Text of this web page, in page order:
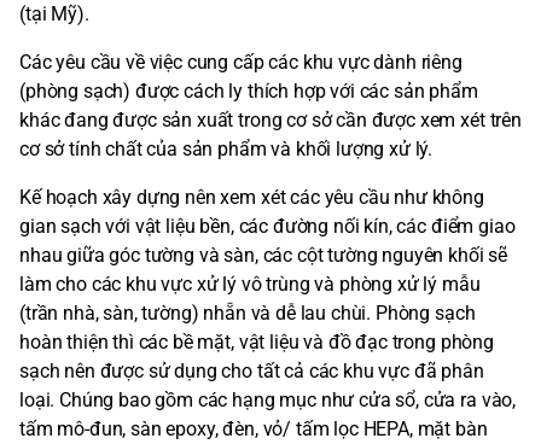
(tại Mỹ).
Các yêu cầu về việc cung cấp các khu vực dành riêng
(phòng sạch) được cách ly thích hợp với các sản phẩm
khác đang được sản xuất trong cơ sở cần được xem xét trên
cơ sở tính chất của sản phẩm và khối lượng xử lý.
Kế hoạch xây dựng nên xem xét các yêu cầu như không
gian sạch với vật liệu bền, các đường nối kín, các điểm giao
nhau giữa góc tường và sàn, các cột tường nguyên khối sẽ
làm cho các khu vực xử lý vô trùng và phòng xử lý mẫu
(trần nhà, sàn, tường) nhẵn và dễ lau chùi. Phòng sạch
hoàn thiện thì các bề mặt, vật liệu và đồ đạc trong phòng
sạch nên được sử dụng cho tất cả các khu vực đã phân
loại. Chúng bao gồm các hạng mục như cửa sổ, cửa ra vào,
tấm mô-đun, sàn epoxy, đèn, vỏ/ tấm lọc HEPA, mặt bàn